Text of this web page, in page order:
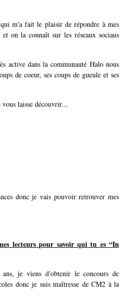
qui m'a fait le plaisir de répondre à mes
on la connaît sur les réseaux sociaus
active dans la communauté Halo nous
de coeur, ses coups de gueule et ses
laisse découvrir...
donc je vais pouvoir retrouver mes
lecteurs pour savoir qui tu es “In
je viens d'obtenir le concours de
donc je suis maîtresse de CM2 à la